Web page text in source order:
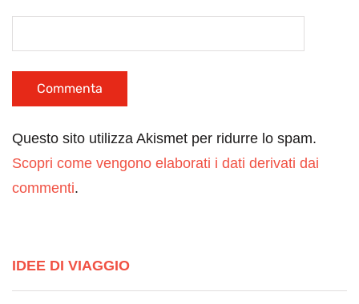
Questo sito utilizza Akismet per ridurre lo spam.
Scopri come vengono elaborati i dati derivati dai
commenti.
IDEE DI VIAGGIO